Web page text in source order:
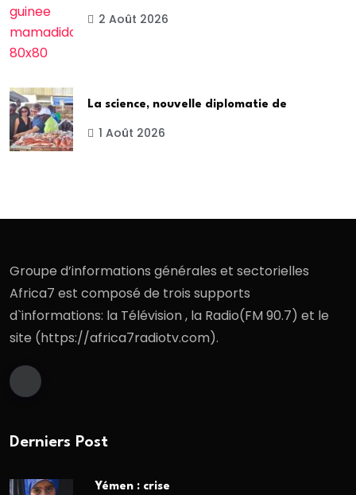
2 Août 2026
La science, nouvelle diplomatie de
1 Août 2026
Groupe d’informations générales et sectorielles
Africa7 est composé de trois supports
d`informations: la Télévision , la Radio(FM 90.7) et le
site (https://africa7radiotv.com).
Derniers Post
Yémen : crise